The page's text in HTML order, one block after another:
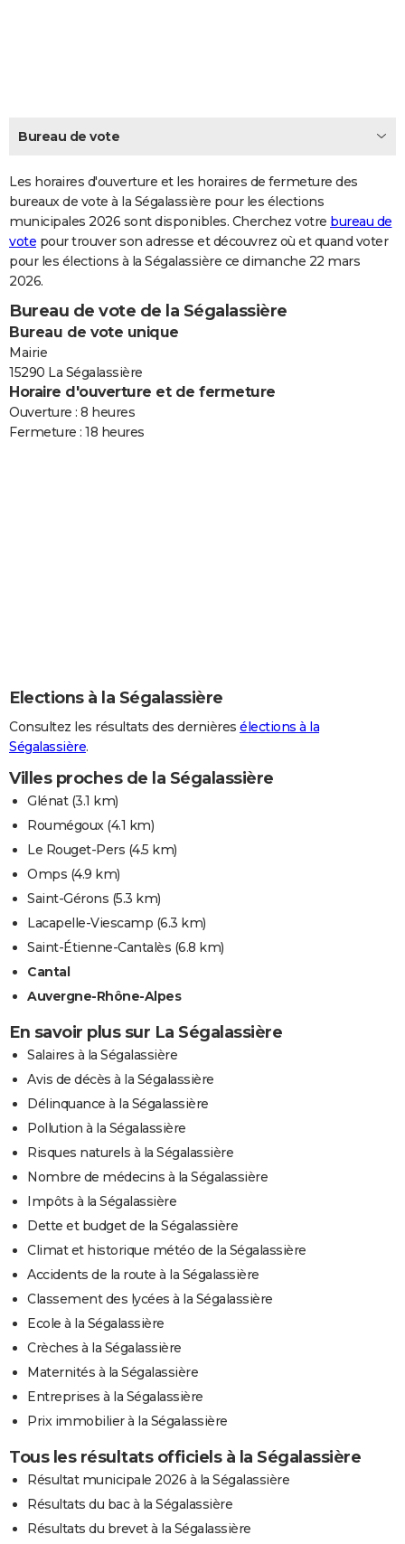
CARTE DE VOEUX
Dictionnaire
Biographies
Citations
Expressions
Proverbes
PROGRAMME TV
COPAINS D'AVANT
S'inscrire
Se connecter
Lycées
Collèges
Primaires
Universités
Entreprises
Service militaire
Avis de recherche
AVIS DE DÉCÈS
FORUM
Bricolage
Lifestyle
Culture
Sport
Auto
Television
Voyage
Cinema
Bureau de vote
Les horaires d'ouverture et les horaires de fermeture des
bureaux de vote à la Ségalassière pour les élections
municipales 2026 sont disponibles. Cherchez votre bureau de
vote pour trouver son adresse et découvrez où et quand voter
pour les élections à la Ségalassière ce dimanche 22 mars
2026.
Bureau de vote de la Ségalassière
Bureau de vote unique
Mairie
15290 La Ségalassière
Horaire d'ouverture et de fermeture
Ouverture : 8 heures
Fermeture : 18 heures
Elections à la Ségalassière
Consultez les résultats des dernières élections à la
Ségalassière.
Villes proches de la Ségalassière
Glénat(3.1 km)
Roumégoux(4.1 km)
Le Rouget-Pers (4.5 km)
Omps (4.9 km)
Saint-Gérons (5.3 km)
Lacapelle-Viescamp (6.3 km)
Saint-Étienne-Cantalès (6.8 km)
Cantal
Auvergne-Rhône-Alpes
En savoir plus sur La Ségalassière
Salaires à la Ségalassière
Avis de décès à la Ségalassière
Délinquance à la Ségalassière
Pollution à la Ségalassière
Risques naturels à la Ségalassière
Nombre de médecins à la Ségalassière
Impôts à la Ségalassière
Dette et budget de la Ségalassière
Climat et historique météo de la Ségalassière
Accidents de la route à la Ségalassière
Classement des lycées à la Ségalassière
Ecole à la Ségalassière
Crèches à la Ségalassière
Maternités à la Ségalassière
Entreprises à la Ségalassière
Prix immobilier à la Ségalassière
Tous les résultats officiels à la Ségalassière
Résultat municipale 2026 à la Ségalassière
Résultats du bac à la Ségalassière
Résultats du brevet à la Ségalassière